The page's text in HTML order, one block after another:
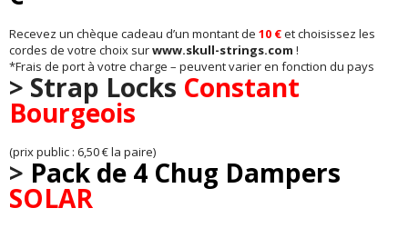
Recevez un chèque cadeau d’un montant de 10 €et choisissez les
cordes de votre choix surwww.skull-strings.com !
*Frais de port à votre charge – peuvent varier en fonction du pays
> Strap Locks Constant
Bourgeois
(prix public : 6,50 € la paire)
> Pack de 4 Chug Dampers
SOLAR